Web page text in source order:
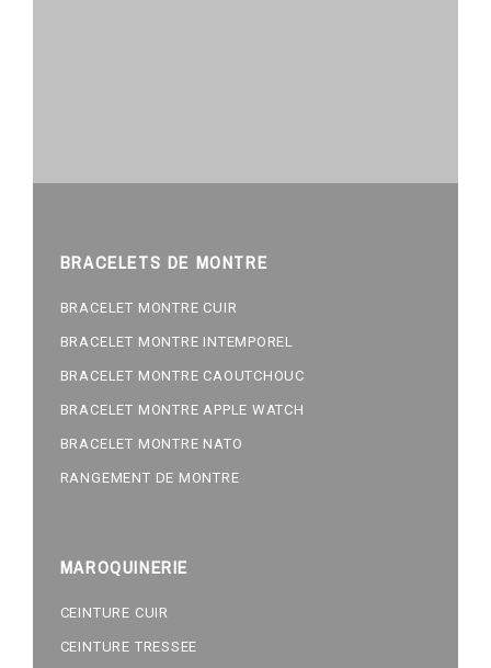
BRACELETS DE MONTRE
BRACELET MONTRE CUIR
BRACELET MONTRE INTEMPOREL
BRACELET MONTRE CAOUTCHOUC
BRACELET MONTRE APPLE WATCH
BRACELET MONTRE NATO
RANGEMENT DE MONTRE
MAROQUINERIE
CEINTURE CUIR
CEINTURE TRESSEE